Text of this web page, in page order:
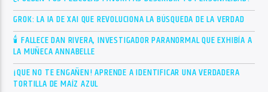
GROK: LA IA DE XAI QUE REVOLUCIONA LA BÚSQUEDA DE LA VERDAD
🕯 FALLECE DAN RIVERA, INVESTIGADOR PARANORMAL QUE EXHIBÍA A
LA MUÑECA ANNABELLE
¡QUE NO TE ENGAÑEN! APRENDE A IDENTIFICAR UNA VERDADERA
TORTILLA DE MAÍZ AZUL